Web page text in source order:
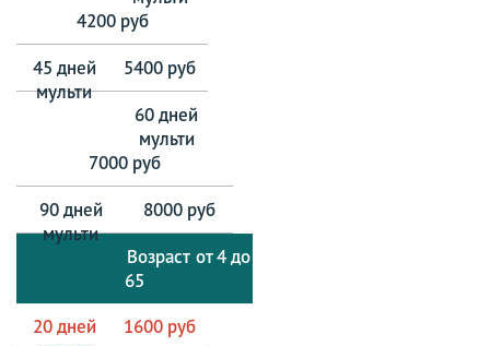
4200 руб
5400 руб
7000 руб
8000 руб
от 4 до
65
1600 руб